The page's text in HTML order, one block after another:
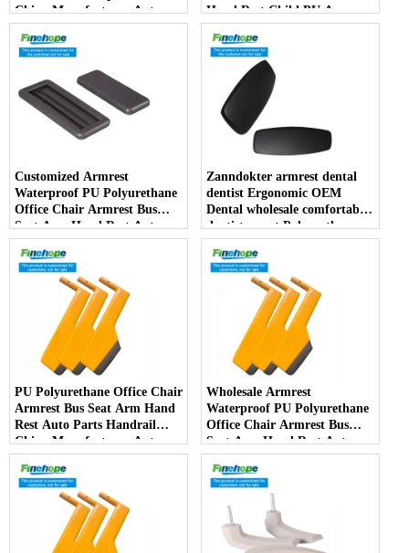
China Manufacturer Auto
Parts Furniture Lifting -
COPY - kqhlce
Hand Rest Child PU Arm
Spare Parts China
Manufacturer - COPY -
5ap4au
Customized Armrest
Waterproof PU Polyurethane
Office Chair Armrest Bus
Seat Arm Hand Rest Auto
Parts Handrail China
Manufacturer - COPY -
i1k38r
Zanndokter armrest dental
dentist Ergonomic OEM
Dental wholesale comfortable
dentist arrest Polyurethane
dirt resistant - COPY - oiiavh
PU Polyurethane Office Chair
Armrest Bus Seat Arm Hand
Rest Auto Parts Handrail
China Manufacturer Auto
Parts Furniture Lifting -
COPY - bj9rj9
Wholesale Armrest
Waterproof PU Polyurethane
Office Chair Armrest Bus
Seat Arm Hand Rest Auto
Parts Handrail China
Manufacturer - COPY -
l3dgi0